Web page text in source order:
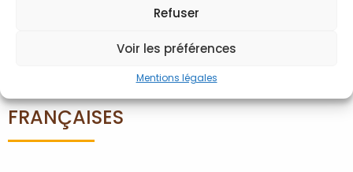
Refuser
Voir les préférences
Mentions légales
LISTE DES INSTITUTIONS
FRANÇAISES